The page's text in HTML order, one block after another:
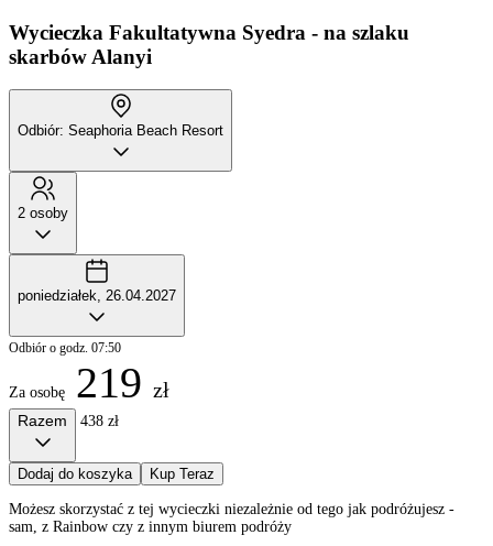
Wycieczka Fakultatywna Syedra - na szlaku
skarbów Alanyi
Odbiór: Seaphoria Beach Resort
2 osoby
poniedziałek, 26.04.2027
Odbiór o godz. 07:50
Za osobę 219 zł
Razem 438 zł
Dodaj do koszyka Kup Teraz
Możesz skorzystać z tej wycieczki niezależnie od tego jak podróżujesz -
sam, z Rainbow czy z innym biurem podróży